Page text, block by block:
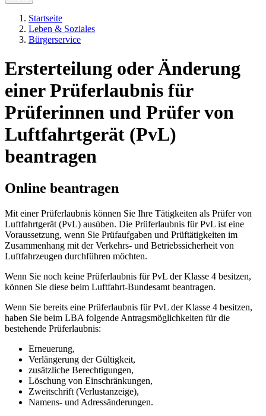
Startseite
Leben & Soziales
Bürgerservice
Ersterteilung oder Änderung
einer Prüferlaubnis für
Prüferinnen und Prüfer von
Luftfahrtgerät (PvL)
beantragen
Online beantragen
Mit einer Prüferlaubnis können Sie Ihre Tätigkeiten als Prüfer von
Luftfahrtgerät (PvL) ausüben. Die Prüferlaubnis für PvL ist eine
Voraussetzung, wenn Sie Prüfaufgaben und Prüftätigkeiten im
Zusammenhang mit der Verkehrs- und Betriebssicherheit von
Luftfahrzeugen durchführen möchten.
Wenn Sie noch keine Prüferlaubnis für PvL der Klasse 4 besitzen,
können Sie diese beim Luftfahrt-Bundesamt beantragen.
Wenn Sie bereits eine Prüferlaubnis für PvL der Klasse 4 besitzen,
haben Sie beim LBA folgende Antragsmöglichkeiten für die
bestehende Prüferlaubnis:
Erneuerung,
Verlängerung der Gültigkeit,
zusätzliche Berechtigungen,
Löschung von Einschränkungen,
Zweitschrift (Verlustanzeige),
Namens- und Adressänderungen.